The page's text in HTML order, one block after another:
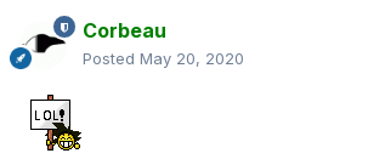
Corbeau
Posted May 20, 2020